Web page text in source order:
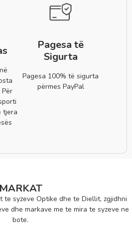
tjera
Pagesa të
Sigurta
Pagesa 100% të sigurta
përmes PayPal
MARKAT
syzeve Optike dhe te Diellit, zgjidhni
dhe markave me te mira te syzeve ne
bote.